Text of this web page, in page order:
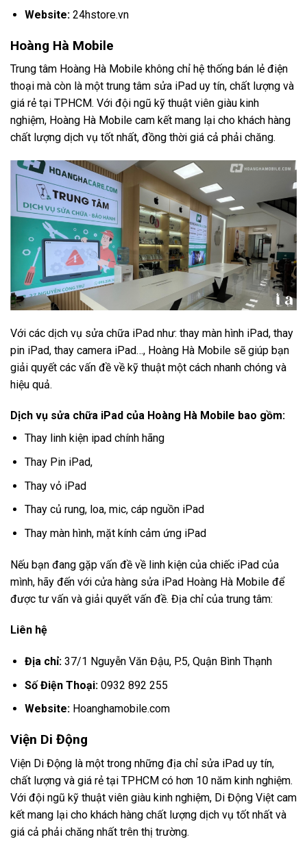
Website:24hstore.vn
Hoàng Hà Mobile
Trung tâm Hoàng Hà Mobile không chỉ hệ thống bán lẻ điện
thoại mà còn là một trung tâm sửa iPad uy tín, chất lượng và
giá rẻ tại TPHCM. Với đội ngũ kỹ thuật viên giàu kinh
nghiệm, Hoàng Hà Mobile cam kết mang lại cho khách hàng
chất lượng dịch vụ tốt nhất, đồng thời giá cả phải chăng.
Với các dịch vụ sửa chữa iPad như: thay màn hình iPad, thay
pin iPad, thay camera iPad…, Hoàng Hà Mobile sẽ giúp bạn
giải quyết các vấn đề về kỹ thuật một cách nhanh chóng và
hiệu quả.
Dịch vụ sửa chữa iPad của Hoàng Hà Mobile bao gồm:
Thay linh kiện ipad chính hãng
Thay Pin iPad,
Thay vỏ iPad
Thay củ rung, loa, mic, cáp nguồn iPad
Thay màn hình, mặt kính cảm ứng iPad
Nếu bạn đang gặp vấn đề về linh kiện của chiếc iPad của
mình, hãy đến với cửa hàng sửa iPad Hoàng Hà Mobile để
được tư vấn và giải quyết vấn đề. Địa chỉ của trung tâm:
Liên hệ
Địa chỉ:37/1 Nguyễn Văn Đậu, P.5, Quận Bình Thạnh
Số Điện Thoại:0932 892 255
Website:Hoanghamobile.com
Viện Di Động
Viện Di Động là một trong những địa chỉ sửa iPad uy tín,
chất lượng và giá rẻ tại TPHCM có hơn 10 năm kinh nghiệm.
Với đội ngũ kỹ thuật viên giàu kinh nghiệm, Di Động Việt cam
kết mang lại cho khách hàng chất lượng dịch vụ tốt nhất và
giá cả phải chăng nhất trên thị trường.